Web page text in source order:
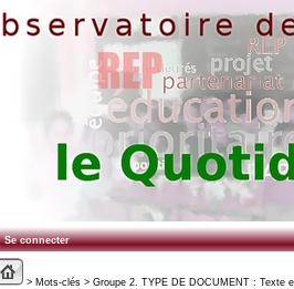
Se connecter
> Mots-clés > Groupe 2. TYPE DE DOCUMENT : Texte